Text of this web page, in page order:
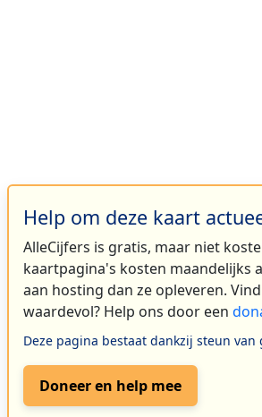
Help om deze kaart
AlleCijfers is gratis, maar niet
kaartpagina's kosten maandelijks
aan hosting dan ze opleveren.
waardevol? Help ons door een
Deze pagina bestaat dankzij steun
Doneer en help mee